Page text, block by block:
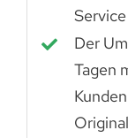
Service
Der
Tagen